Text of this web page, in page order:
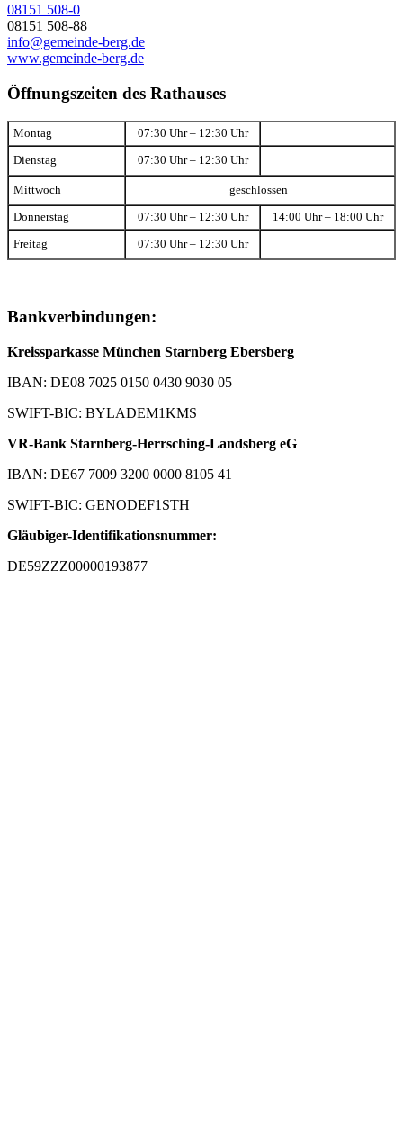
08151 508-0
08151 508-88
info@gemeinde-berg.de
www.gemeinde-berg.de
Öffnungszeiten des Rathauses
Montag 07:30 Uhr – 12:30 Uhr
Dienstag 07:30 Uhr – 12:30 Uhr
Mittwoch geschlossen
Donnerstag 07:30 Uhr – 12:30 Uhr 14:00 Uhr – 18:00 Uhr
Freitag 07:30 Uhr – 12:30 Uhr
Bankverbindungen:
Kreissparkasse München Starnberg Ebersberg
IBAN: DE08 7025 0150 0430 9030 05
SWIFT-BIC: BYLADEM1KMS
VR-Bank Starnberg-Herrsching-Landsberg eG
IBAN: DE67 7009 3200 0000 8105 41
SWIFT-BIC: GENODEF1STH
Gläubiger-Identifikationsnummer:
DE59ZZZ00000193877